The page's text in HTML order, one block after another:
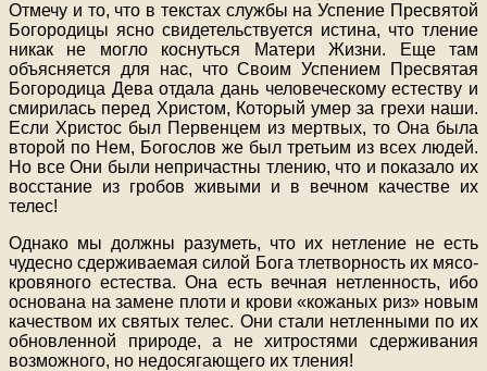
Отмечу и то, что в текстах службы на Успение Пресвятой
Богородицы ясно свидетельствуется истина, что тление
никак не могло коснуться Матери Жизни. Еще там
объясняется для нас, что Своим Успением Пресвятая
Богородица Дева отдала дань человеческому естеству и
смирилась перед Христом, Который умер за грехи наши.
Если Христос был Первенцем из мертвых, то Она была
второй по Нем, Богослов же был третьим из всех людей.
Но все Они были непричастны тлению, что и показало их
восстание из гробов живыми и в вечном качестве их
телес!
Однако мы должны разуметь, что их нетление не есть
чудесно сдерживаемая силой Бога тлетворность их мясо-
кровяного естества. Она есть вечная нетленность, ибо
основана на замене плоти и крови «кожаных риз» новым
качеством их святых телес. Они стали нетленными по их
обновленной природе, а не хитростями сдерживания
возможного, но недосягающего их тления!